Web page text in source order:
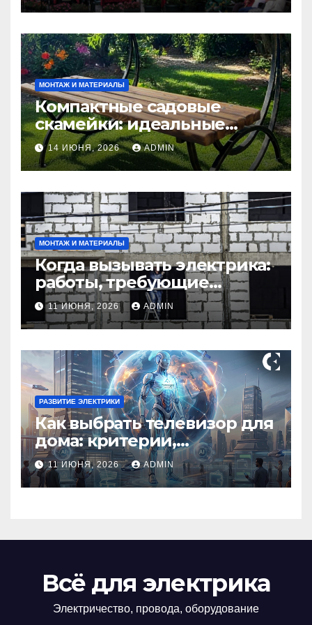
МОНТАЖ И МАТЕРИАЛЫ
Компактные садовые
скамейки: идеальные
решения Madmetal.ru для
маленьких участков
14 ИЮНЯ, 2026 ADMIN
МОНТАЖ И МАТЕРИАЛЫ
Когда вызывать электрика:
работы, требующие
профессионала Электрик
круглосуточно
11 ИЮНЯ, 2026 ADMIN
РАЗВИТИЕ ЭЛЕКТРИКИ
Как выбрать телевизор для
дома: критерии,
технологии и советы
11 ИЮНЯ, 2026 ADMIN
Всё для электрика
Электричество, провода, оборудование